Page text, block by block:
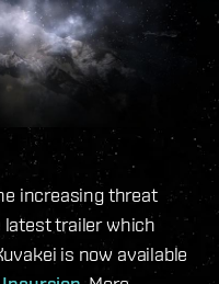
increasing threat
latest trailer which
is now available